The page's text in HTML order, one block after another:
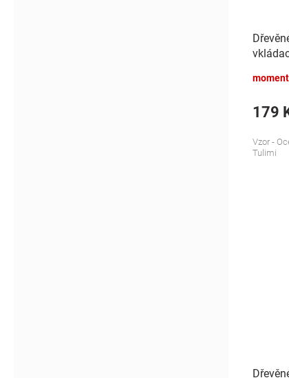
179
Vzor -
Tulimi